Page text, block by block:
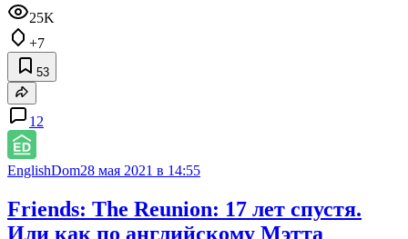
25K
+7
53
12
EnglishDom28 мая 2021 в 14:55
Friends: The Reunion: 17 лет спустя.
Или как по английскому Мэтта